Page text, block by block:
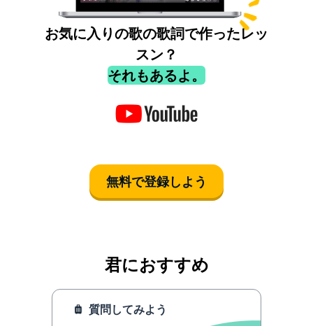
お気に入りの歌の歌詞で作ったレッ
スン？
それもあるよ。
無料で登録しよう
君におすすめ
質問してみよう